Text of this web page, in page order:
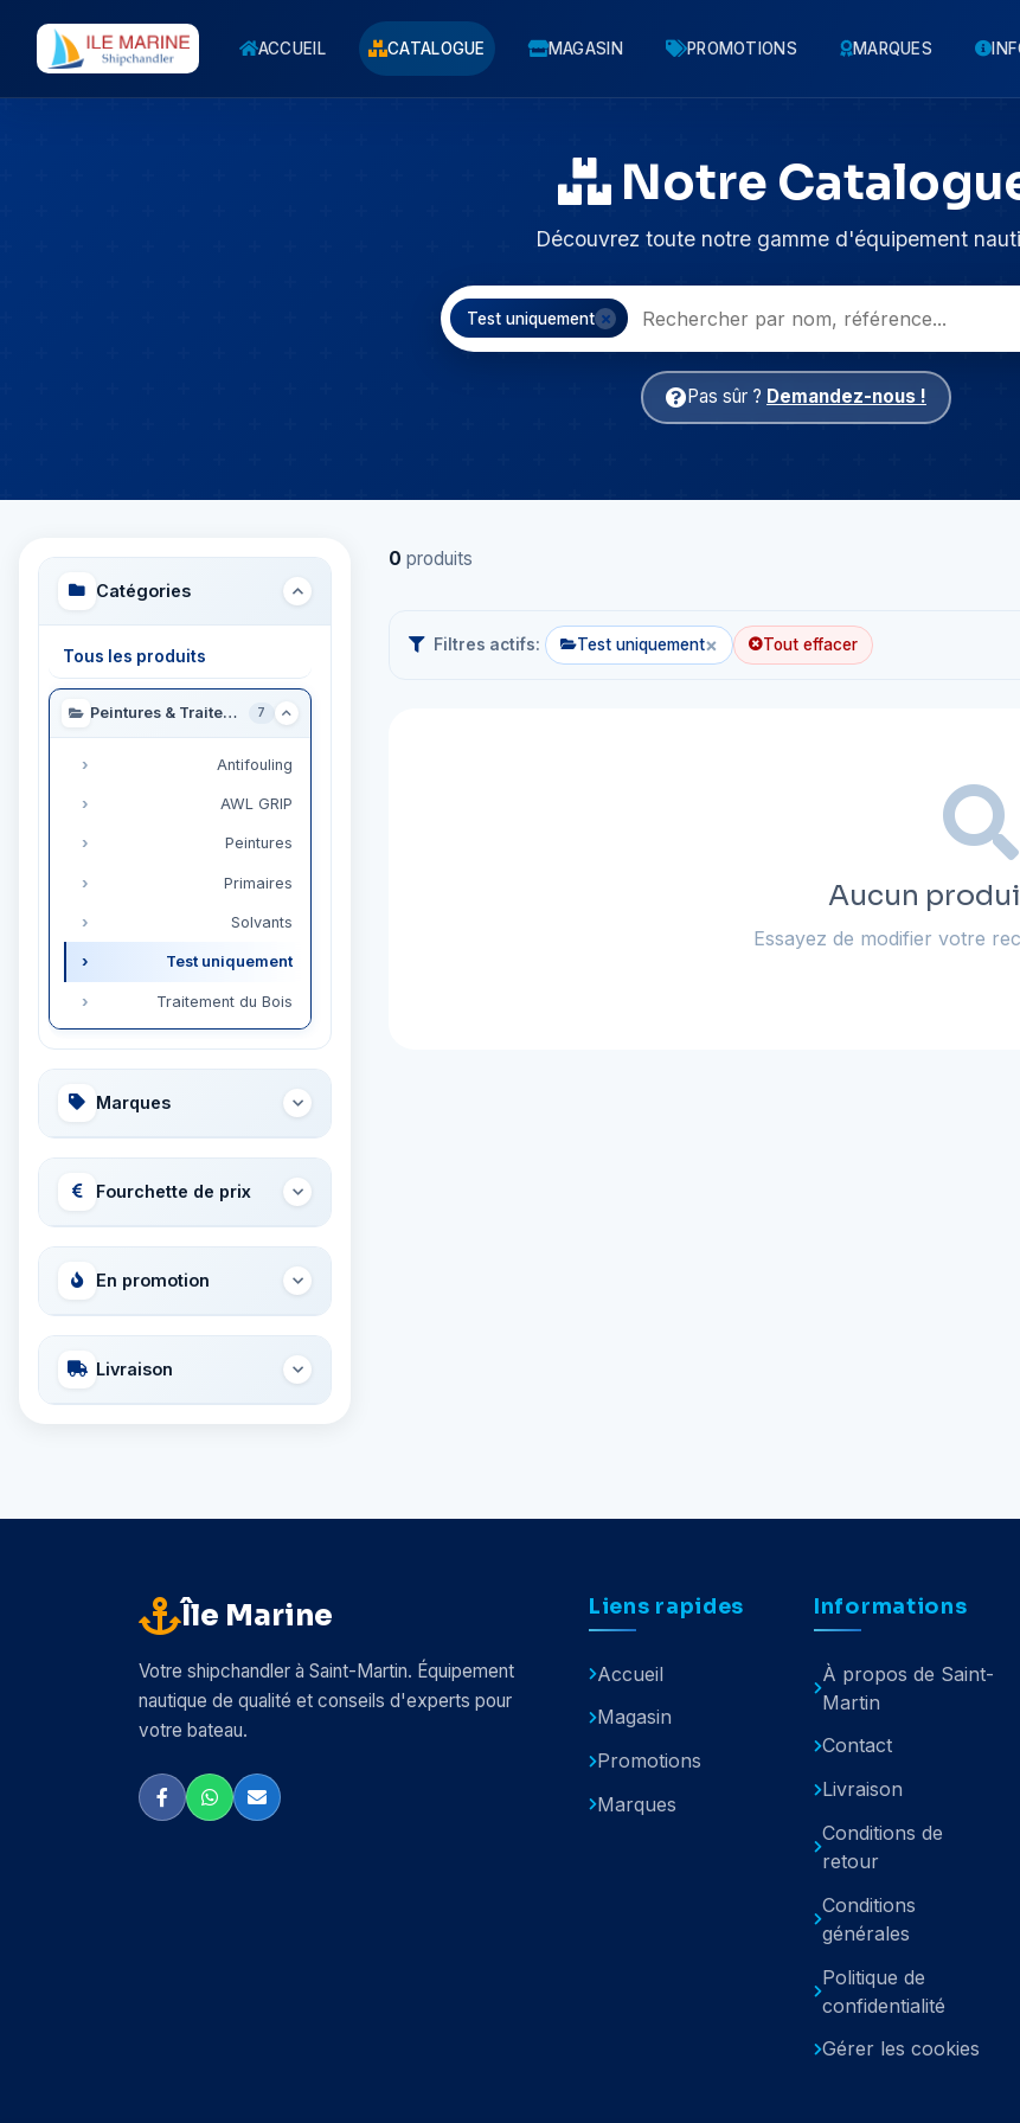
ACCUEIL CATALOGUE MAGASIN PROMOTIONS MARQUES
Notre
Découvrez toute notre gamme d'équipement
Test uniquement
Pas sûr ? Demandez-nous !
Catégories
Tous les produits
Peintures & Traitement 7
Antifouling
AWL GRIP
Peintures
Primaires
Solvants
Test uniquement
Traitement du Bois
Marques
Fourchette de prix
En promotion
Livraison
0 produits
Filtres actifs: Test uniquement× Tout effacer
Aucun
Essayez de modifier votre
Île Marine
Votre shipchandler à Saint-Martin. Équipement
nautique de qualité et conseils d'experts pour
votre bateau.
Liens rapides
Accueil
Magasin
Promotions
Marques
Informations
À propos de Saint-
Martin
Contact
Livraison
Conditions de
retour
Conditions
générales
Politique de
confidentialité
Gérer les cookies